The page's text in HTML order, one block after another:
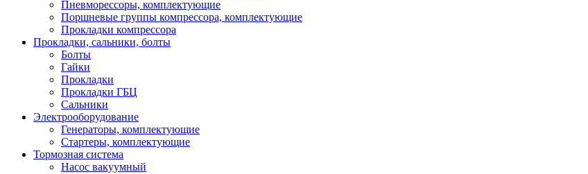
Пневморессоры, комплектующие
Поршневые группы компрессора, комплектующие
Прокладки компрессора
Прокладки, сальники, болты
Болты
Гайки
Прокладки
Прокладки ГБЦ
Сальники
Электрооборудование
Генераторы, комплектующие
Стартеры, комплектующие
Тормозная система
Насос вакуумный